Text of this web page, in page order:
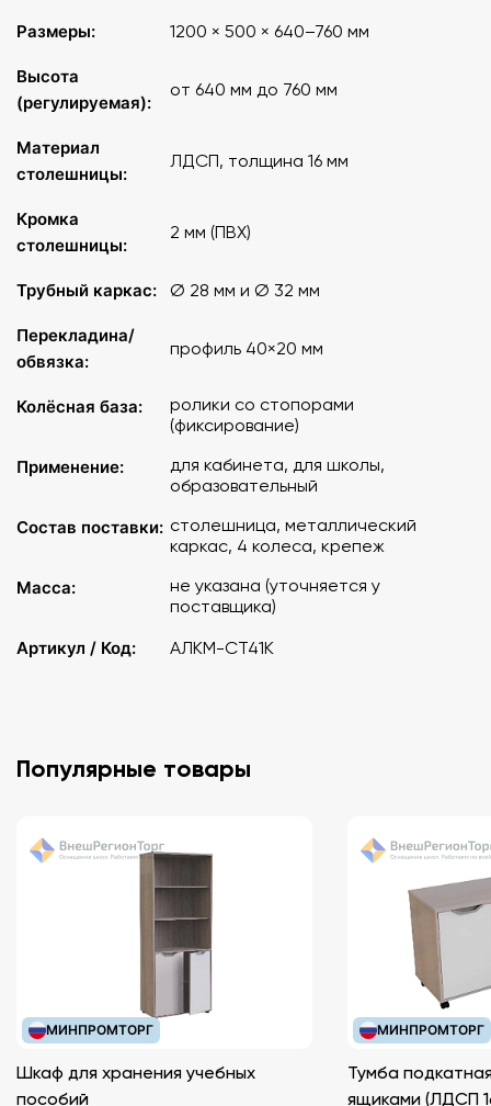
Размеры: 1200 × 500 × 640–760 мм
Высота
(регулируемая):
от 640 мм до 760 мм
Материал
столешницы:
ЛДСП, толщина 16 мм
Кромка
столешницы:
2 мм (ПВХ)
Трубный каркас: Ø 28 мм и Ø 32 мм
Перекладина/
обвязка:
профиль 40×20 мм
Колёсная база:
ролики со стопорами
(фиксирование)
Применение:
для кабинета, для школы,
образовательный
Состав поставки: столешница, металлический
каркас, 4 колеса, крепеж
Масса:
не указана (уточняется у
поставщика)
Артикул / Код:
АЛКМ-СТ41К
Популярные товары
МИНПРОМТОРГ
Шкаф для хранения учебных
пособий
МИНПРОМТОРГ
Тумба
ящиками